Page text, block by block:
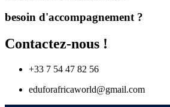
besoin d'accompagnement ?
Contactez-nous !
+33 7 54 47 82 56
eduforafricaworld@gmail.com